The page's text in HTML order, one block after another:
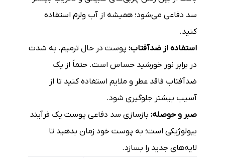
سد دفاعی می‌شود؛ همیشه از آب ولرم استفاده
کنید.
استفاده از ضدآفتاب: پوست در حال ترمیم، به شدت
در برابر نور خورشید حساس است. حتماً از یک
ضدآفتاب فاقد عطر و ملایم استفاده کنید تا از
آسیب بیشتر جلوگیری شود.
صبر و حوصله: بازسازی سد دفاعی پوست یک فرآیند
بیولوژیکی است؛ به پوست خود زمان بدهید تا
لایه‌های جدید را بسازد.